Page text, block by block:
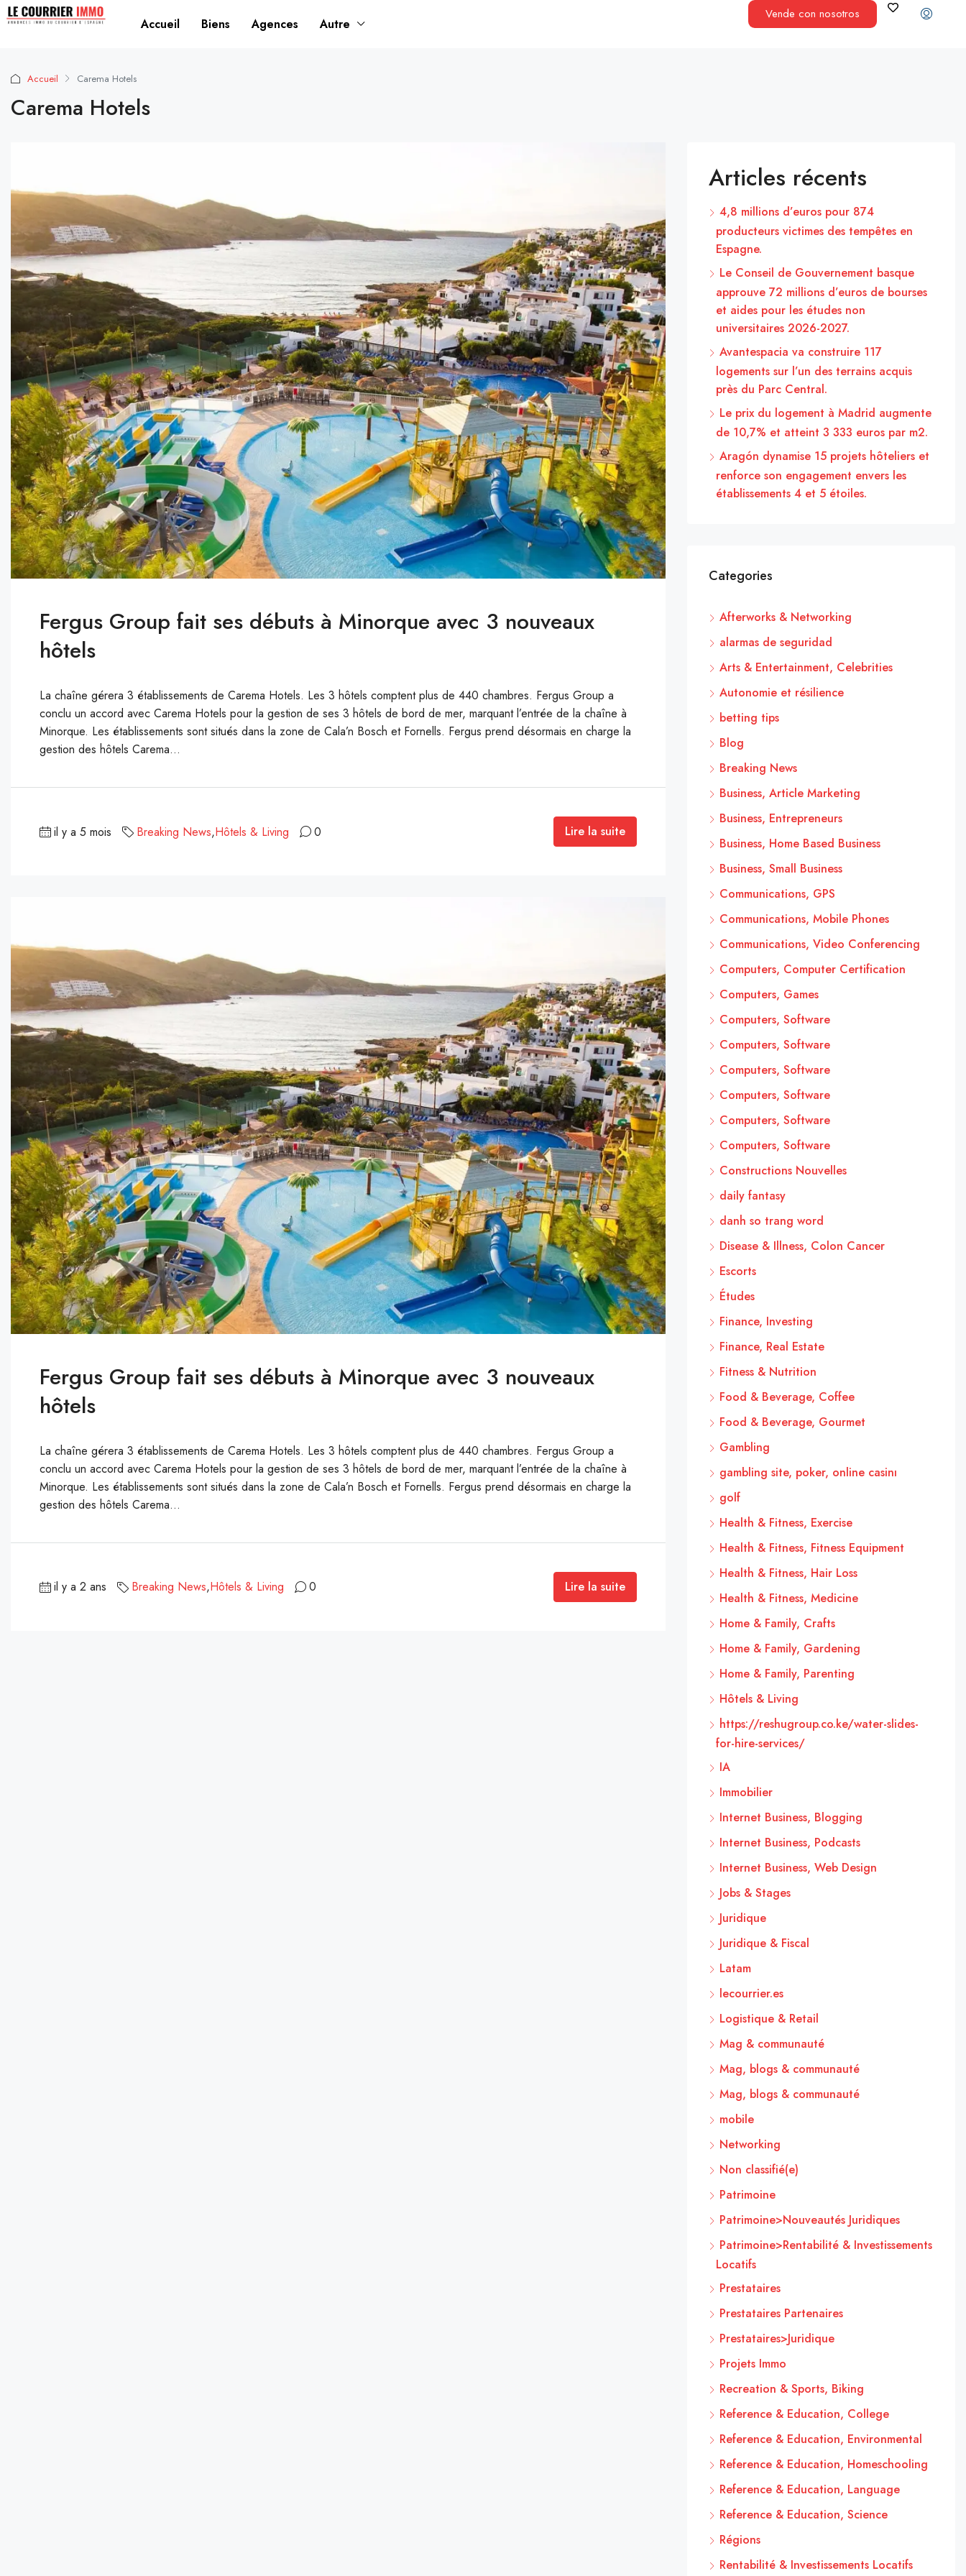
Accueil Biens Agences Autre
Vende con nosotros
Accueil Carema Hotels
Carema Hotels
Fergus Group fait ses débuts à Minorque avec 3 nouveaux
hôtels
La chaîne gérera 3 établissements de Carema Hotels. Les 3 hôtels comptent plus de 440 chambres. Fergus Group a
conclu un accord avec Carema Hotels pour la gestion de ses 3 hôtels de bord de mer, marquant l’entrée de la chaîne à
Minorque. Les établissements sont situés dans la zone de Cala’n Bosch et Fornells. Fergus prend désormais en charge la
gestion des hôtels Carema...
il y a 5 mois Breaking News,Hôtels & Living 0 Lire la suite
Fergus Group fait ses débuts à Minorque avec 3 nouveaux
hôtels
La chaîne gérera 3 établissements de Carema Hotels. Les 3 hôtels comptent plus de 440 chambres. Fergus Group a
conclu un accord avec Carema Hotels pour la gestion de ses 3 hôtels de bord de mer, marquant l’entrée de la chaîne à
Minorque. Les établissements sont situés dans la zone de Cala’n Bosch et Fornells. Fergus prend désormais en charge la
gestion des hôtels Carema...
il y a 2 ans Breaking News,Hôtels & Living 0 Lire la suite
Articles récents
4,8 millions d’euros pour 874
producteurs victimes des tempêtes en
Espagne.
Le Conseil de Gouvernement basque
approuve 72 millions d’euros de bourses
et aides pour les études non
universitaires 2026-2027.
Avantespacia va construire 117
logements sur l’un des terrains acquis
près du Parc Central.
Le prix du logement à Madrid augmente
de 10,7% et atteint 3 333 euros par m2.
Aragón dynamise 15 projets hôteliers et
renforce son engagement envers les
établissements 4 et 5 étoiles.
Categories
Afterworks & Networking
alarmas de seguridad
Arts & Entertainment, Celebrities
Autonomie et résilience
betting tips
Blog
Breaking News
Business, Article Marketing
Business, Entrepreneurs
Business, Home Based Business
Business, Small Business
Communications, GPS
Communications, Mobile Phones
Communications, Video Conferencing
Computers, Computer Certification
Computers, Games
Computers, Software
Computers, Software
Computers, Software
Computers, Software
Computers, Software
Computers, Software
Constructions Nouvelles
daily fantasy
danh so trang word
Disease & Illness, Colon Cancer
Escorts
Études
Finance, Investing
Finance, Real Estate
Fitness & Nutrition
Food & Beverage, Coffee
Food & Beverage, Gourmet
Gambling
gambling site, poker, online casinı
golf
Health & Fitness, Exercise
Health & Fitness, Fitness Equipment
Health & Fitness, Hair Loss
Health & Fitness, Medicine
Home & Family, Crafts
Home & Family, Gardening
Home & Family, Parenting
Hôtels & Living
https://reshugroup.co.ke/water-slides-
for-hire-services/
IA
Immobilier
Internet Business, Blogging
Internet Business, Podcasts
Internet Business, Web Design
Jobs & Stages
Juridique
Juridique & Fiscal
Latam
lecourrier.es
Logistique & Retail
Mag & communauté
Mag, blogs & communauté
Mag, blogs & communauté
mobile
Networking
Non classifié(e)
Patrimoine
Patrimoine>Nouveautés Juridiques
Patrimoine>Rentabilité & Investissements
Locatifs
Prestataires
Prestataires Partenaires
Prestataires>Juridique
Projets Immo
Recreation & Sports, Biking
Reference & Education, College
Reference & Education, Environmental
Reference & Education, Homeschooling
Reference & Education, Language
Reference & Education, Science
Régions
Rentabilité & Investissements Locatifs